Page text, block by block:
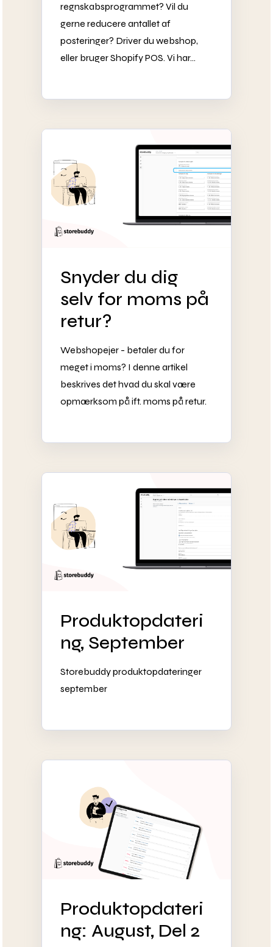
regnskabsprogrammet? Vil du
gerne reducere antallet af
posteringer? Driver du webshop,
eller bruger Shopify POS. Vi har...
Snyder du dig
selv for moms på
retur?
Webshopejer - betaler du for
meget i moms? I denne artikel
beskrives det hvad du skal være
opmærksom på ift. moms på retur.
Produktopdateri
ng, September
Storebuddy produktopdateringer
september
Produktopdateri
ng: August, Del 2